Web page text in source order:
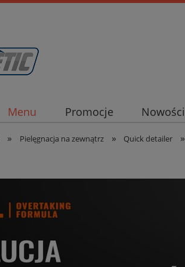
Menu Promocje Nowości
» Pielęgnacja na zewnątrz » Quick detailer »